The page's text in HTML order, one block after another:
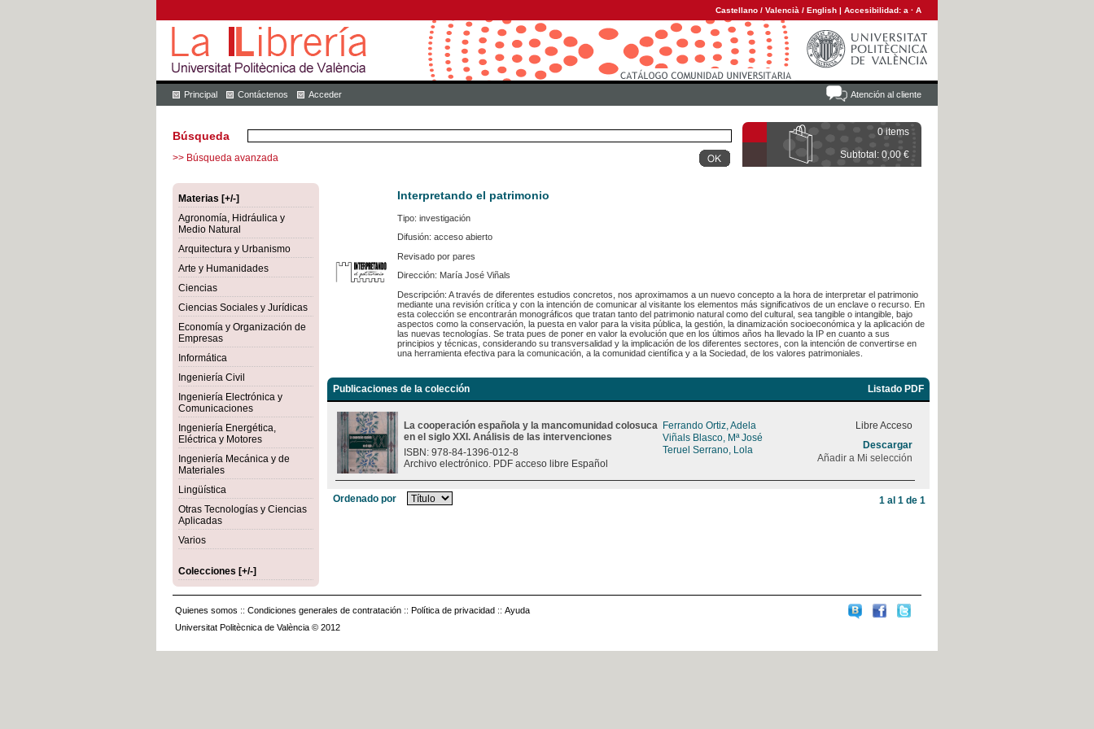
Castellano / Valencià / English | Accesibilidad: a · A
Atención al cliente
Principal Contáctenos Acceder
0 items
Subtotal: 0,00 €
Búsqueda
>> Búsqueda avanzada
Materias [+/-]
Agronomía, Hidráulica y
Medio Natural
Arquitectura y Urbanismo
Arte y Humanidades
Ciencias
Ciencias Sociales y Jurídicas
Economía y Organización de
Empresas
Informática
Ingeniería Civil
Ingeniería Electrónica y
Comunicaciones
Ingeniería Energética,
Eléctrica y Motores
Ingeniería Mecánica y de
Materiales
Lingüística
Otras Tecnologías y Ciencias
Aplicadas
Varios
Colecciones [+/-]
Interpretando el patrimonio
Tipo: investigación
Difusión: acceso abierto
Revisado por pares
Dirección: María José Viñals
Descripción: A través de diferentes estudios concretos, nos aproximamos a un nuevo concepto a la hora de interpretar el patrimonio
mediante una revisión crítica y con la intención de comunicar al visitante los elementos más significativos de un enclave o recurso. En
esta colección se encontrarán monográficos que tratan tanto del patrimonio natural como del cultural, sea tangible o intangible, bajo
aspectos como la conservación, la puesta en valor para la visita pública, la gestión, la dinamización socioeconómica y la aplicación de
las nuevas tecnologías. Se trata pues de poner en valor la evolución que en los últimos años ha llevado la IP en cuanto a sus
principios y técnicas, considerando su transversalidad y la implicación de los diferentes sectores, con la intención de convertirse en
una herramienta efectiva para la comunicación, a la comunidad científica y a la Sociedad, de los valores patrimoniales.
Publicaciones de la colección Listado PDF
La cooperación española y la mancomunidad colosuca
en el siglo XXI. Análisis de las intervenciones
ISBN: 978-84-1396-012-8
Archivo electrónico. PDF acceso libre Español
Ferrando Ortiz, Adela
Viñals Blasco, Mª José
Teruel Serrano, Lola
Libre Acceso
Descargar
Añadir a Mi selección
Ordenado por 1 al 1 de 1
Quienes somos :: Condiciones generales de contratación :: Política de privacidad :: Ayuda
Universitat Politècnica de València © 2012